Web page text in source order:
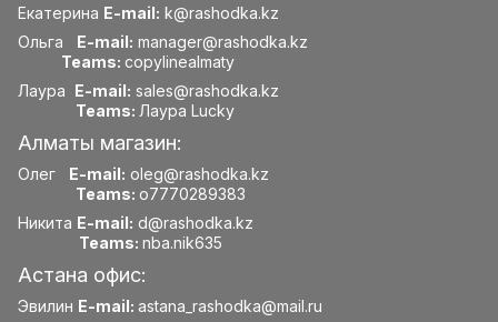
Екатерина E-mail: k@rashodka.kz
Ольга E-mail: manager@rashodka.kz
Teams: copylinealmaty
Лаура E-mail: sales@rashodka.kz
Teams: Лаура Lucky
Алматы магазин:
Олег E-mail: oleg@rashodka.kz
Teams: o7770289383
Никита E-mail: d@rashodka.kz
Teams: nba.nik635
Астана офис:
Эвилин E-mail: astana_rashodka@mail.ru